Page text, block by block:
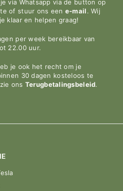
via Whatsapp via de button op
of stuur ons een e-mail. Wij
klaar en helpen graag!
per week bereikbaar van
22.00 uur.
je ook het recht om je
30 dagen kosteloos te
ons Terugbetalingsbeleid.